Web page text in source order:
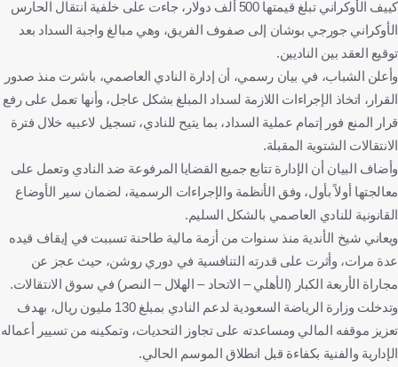
كييف الأوكراني تبلغ قيمتها 500 ألف دولار، جاءت على خلفية انتقال الحارس
الأوكراني جورجي بوشان إلى صفوف الفريق، وهي مبالغ واجبة السداد بعد
توقيع العقد بين الناديين.
وأعلن الشباب، في بيان رسمي، أن إدارة النادي العاصمي، باشرت منذ صدور
القرار، اتخاذ الإجراءات اللازمة لسداد المبلغ بشكل عاجل، وأنها تعمل على رفع
قرار المنع فور إتمام عملية السداد، بما يتيح للنادي، تسجيل لاعبيه خلال فترة
الانتقالات الشتوية المقبلة.
وأضاف البيان أن الإدارة تتابع جميع القضايا المرفوعة ضد النادي وتعمل على
معالجتها أولاً بأول، وفق الأنظمة والإجراءات الرسمية، لضمان سير الأوضاع
القانونية للنادي العاصمي بالشكل السليم.
ويعاني شيخ الأندية منذ سنوات من أزمة مالية طاحنة تسببت في إيقاف قيده
عدة مرات، وأثرت على قدرته التنافسية في دوري روشن، حيث عجز عن
مجاراة الأربعة الكبار (الأهلي – الاتحاد – الهلال – النصر) في سوق الانتقالات.
وتدخلت وزارة الرياضة السعودية لدعم النادي بمبلغ 130 مليون ريال، بهدف
تعزيز موقفه المالي ومساعدته على تجاوز التحديات، وتمكينه من تسيير أعماله
الإدارية والفنية بكفاءة قبل انطلاق الموسم الحالي.